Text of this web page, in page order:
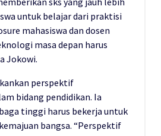
untuk belajar dari praktisi
mahasiswa dan dosen
masa depan harus
Jokowi.
perspektif
bidang pendidikan. Ia
tinggi harus bekerja untuk
bangsa. “Perspektif